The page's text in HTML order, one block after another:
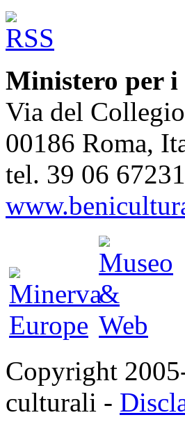
Ministero per
Via del
00186 Roma,
tel. 39 06 67231
Copyright
culturali -